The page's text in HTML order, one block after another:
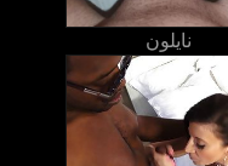
نايلون